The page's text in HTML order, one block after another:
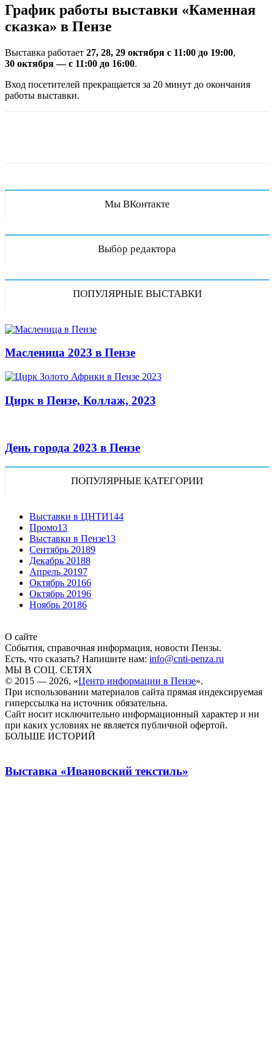
График работы выставки «Каменная
сказка» в Пензе
Выставка работает 27, 28, 29 октября с 11:00 до 19:00,
30 октября — с 11:00 до 16:00.
Вход посетителей прекращается за 20 минут до окончания
работы выставки.
Мы ВКонтакте
Выбор редактора
ПОПУЛЯРНЫЕ ВЫСТАВКИ
Масленица 2023 в Пензе
Цирк в Пензе, Коллаж, 2023
День города 2023 в Пензе
ПОПУЛЯРНЫЕ КАТЕГОРИИ
Выставки в ЦНТИ144
Промо13
Выставки в Пензе13
Сентябрь 20189
Декабрь 20188
Апрель 20197
Октябрь 20166
Октябрь 20196
Ноябрь 20186
О сайте
События, справочная информация, новости Пензы.
Есть, что сказать? Напишите нам: info@cnti-penza.ru
МЫ В СОЦ. СЕТЯХ
© 2015 — 2026, «Центр информации в Пензе».
При использовании материалов сайта прямая индексируемая
гиперссылка на источник обязательна.
Сайт носит исключительно информационный характер и ни
при каких условиях не является публичной офертой.
БОЛЬШЕ ИСТОРИЙ
Выставка «Ивановский текстиль»